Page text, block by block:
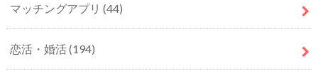
マッチングアプリ (44)
恋活・婚活(194)